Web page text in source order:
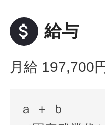
attach_money 給与
月給 197,700
ａ ＋ ｂ